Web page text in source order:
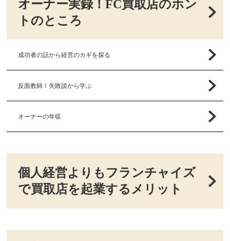
オーナー実録！FC買取店のホン
トのところ
成功者の話から経営のカギを探る
反面教師！失敗談から学ぶ
オーナーの年収
個人経営よりもフランチャイズ
で買取店を起業するメリット